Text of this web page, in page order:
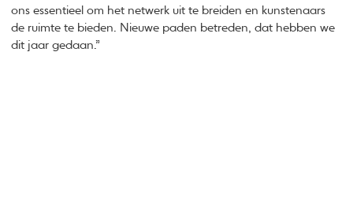
ons essentieel om het netwerk uit te breiden en kunstenaars
de ruimte te bieden. Nieuwe paden betreden, dat hebben we
dit jaar gedaan.”